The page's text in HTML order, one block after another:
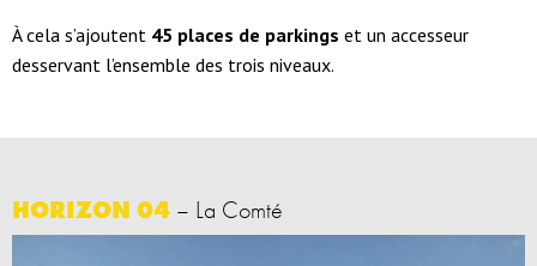
À cela s’ajoutent 45 places de parkings et un accesseur
desservant l’ensemble des trois niveaux.
HORIZON 04 – La Comté